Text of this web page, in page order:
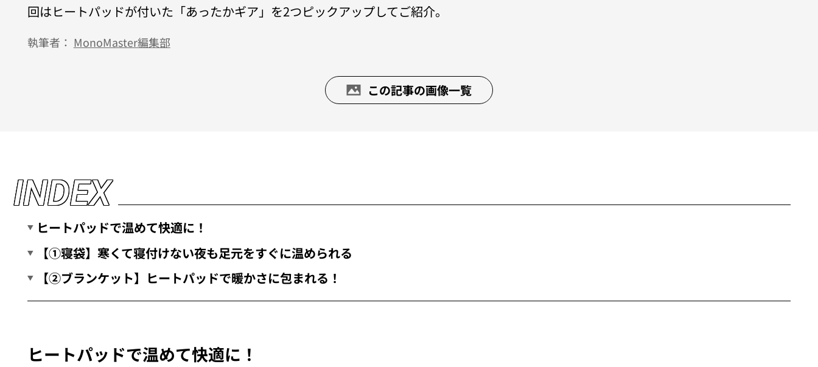
回はヒートパッドが付いた「あったかギア」を2つピックアップしてご紹介。
執筆者： MonoMaster編集部
この記事の画像一覧
INDEX
ヒートパッドで温めて快適に！
【①寝袋】寒くて寝付けない夜も足元をすぐに温められる
【②ブランケット】ヒートパッドで暖かさに包まれる！
ヒートパッドで温めて快適に！